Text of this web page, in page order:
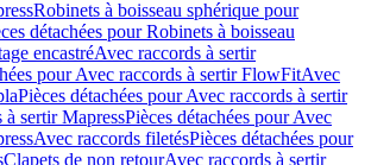
Robinets à boisseau sphérique pour
détachées pour Robinets à boisseau
encastréAvec raccords à sertir
pour Avec raccords à sertir FlowFitAvec
Pièces détachées pour Avec raccords à sertir
à sertir MapressPièces détachées pour Avec
Avec raccords filetésPièces détachées pour
Clapets de non retourAvec raccords à sertir